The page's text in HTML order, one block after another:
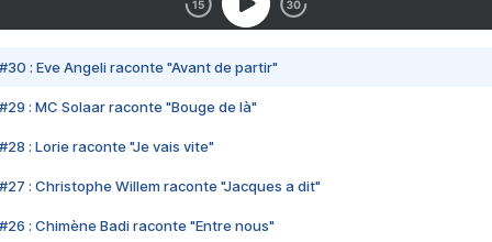
#30 : Eve Angeli raconte "Avant de partir"
#29 : MC Solaar raconte "Bouge de là"
#28 : Lorie raconte "Je vais vite"
#27 : Christophe Willem raconte "Jacques a dit"
#26 : Chimène Badi raconte "Entre nous"